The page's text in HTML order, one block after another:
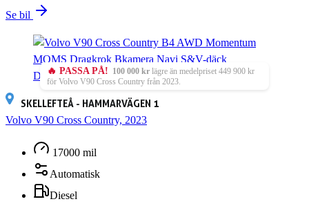
Se bil
Din första service ingår (värde 5 000 kr)
🔥 PASSA PÅ! 100 000 kr lägre än medelpriset 449 900 kr
för Volvo V90 Cross Country från 2023.
SKELLEFTEÅ - HAMMARVÄGEN 1
Volvo V90 Cross Country, 2023
17000 mil
Automatisk
Diesel